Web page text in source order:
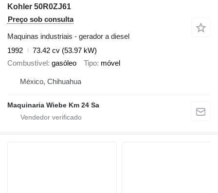
Kohler 50R0ZJ61
Preço sob consulta
Maquinas industriais - gerador a diesel
1992
73.42 cv (53.97 kW)
Combustível
gasóleo Tipo móvel
México, Chihuahua
Maquinaria Wiebe Km 24 Sa